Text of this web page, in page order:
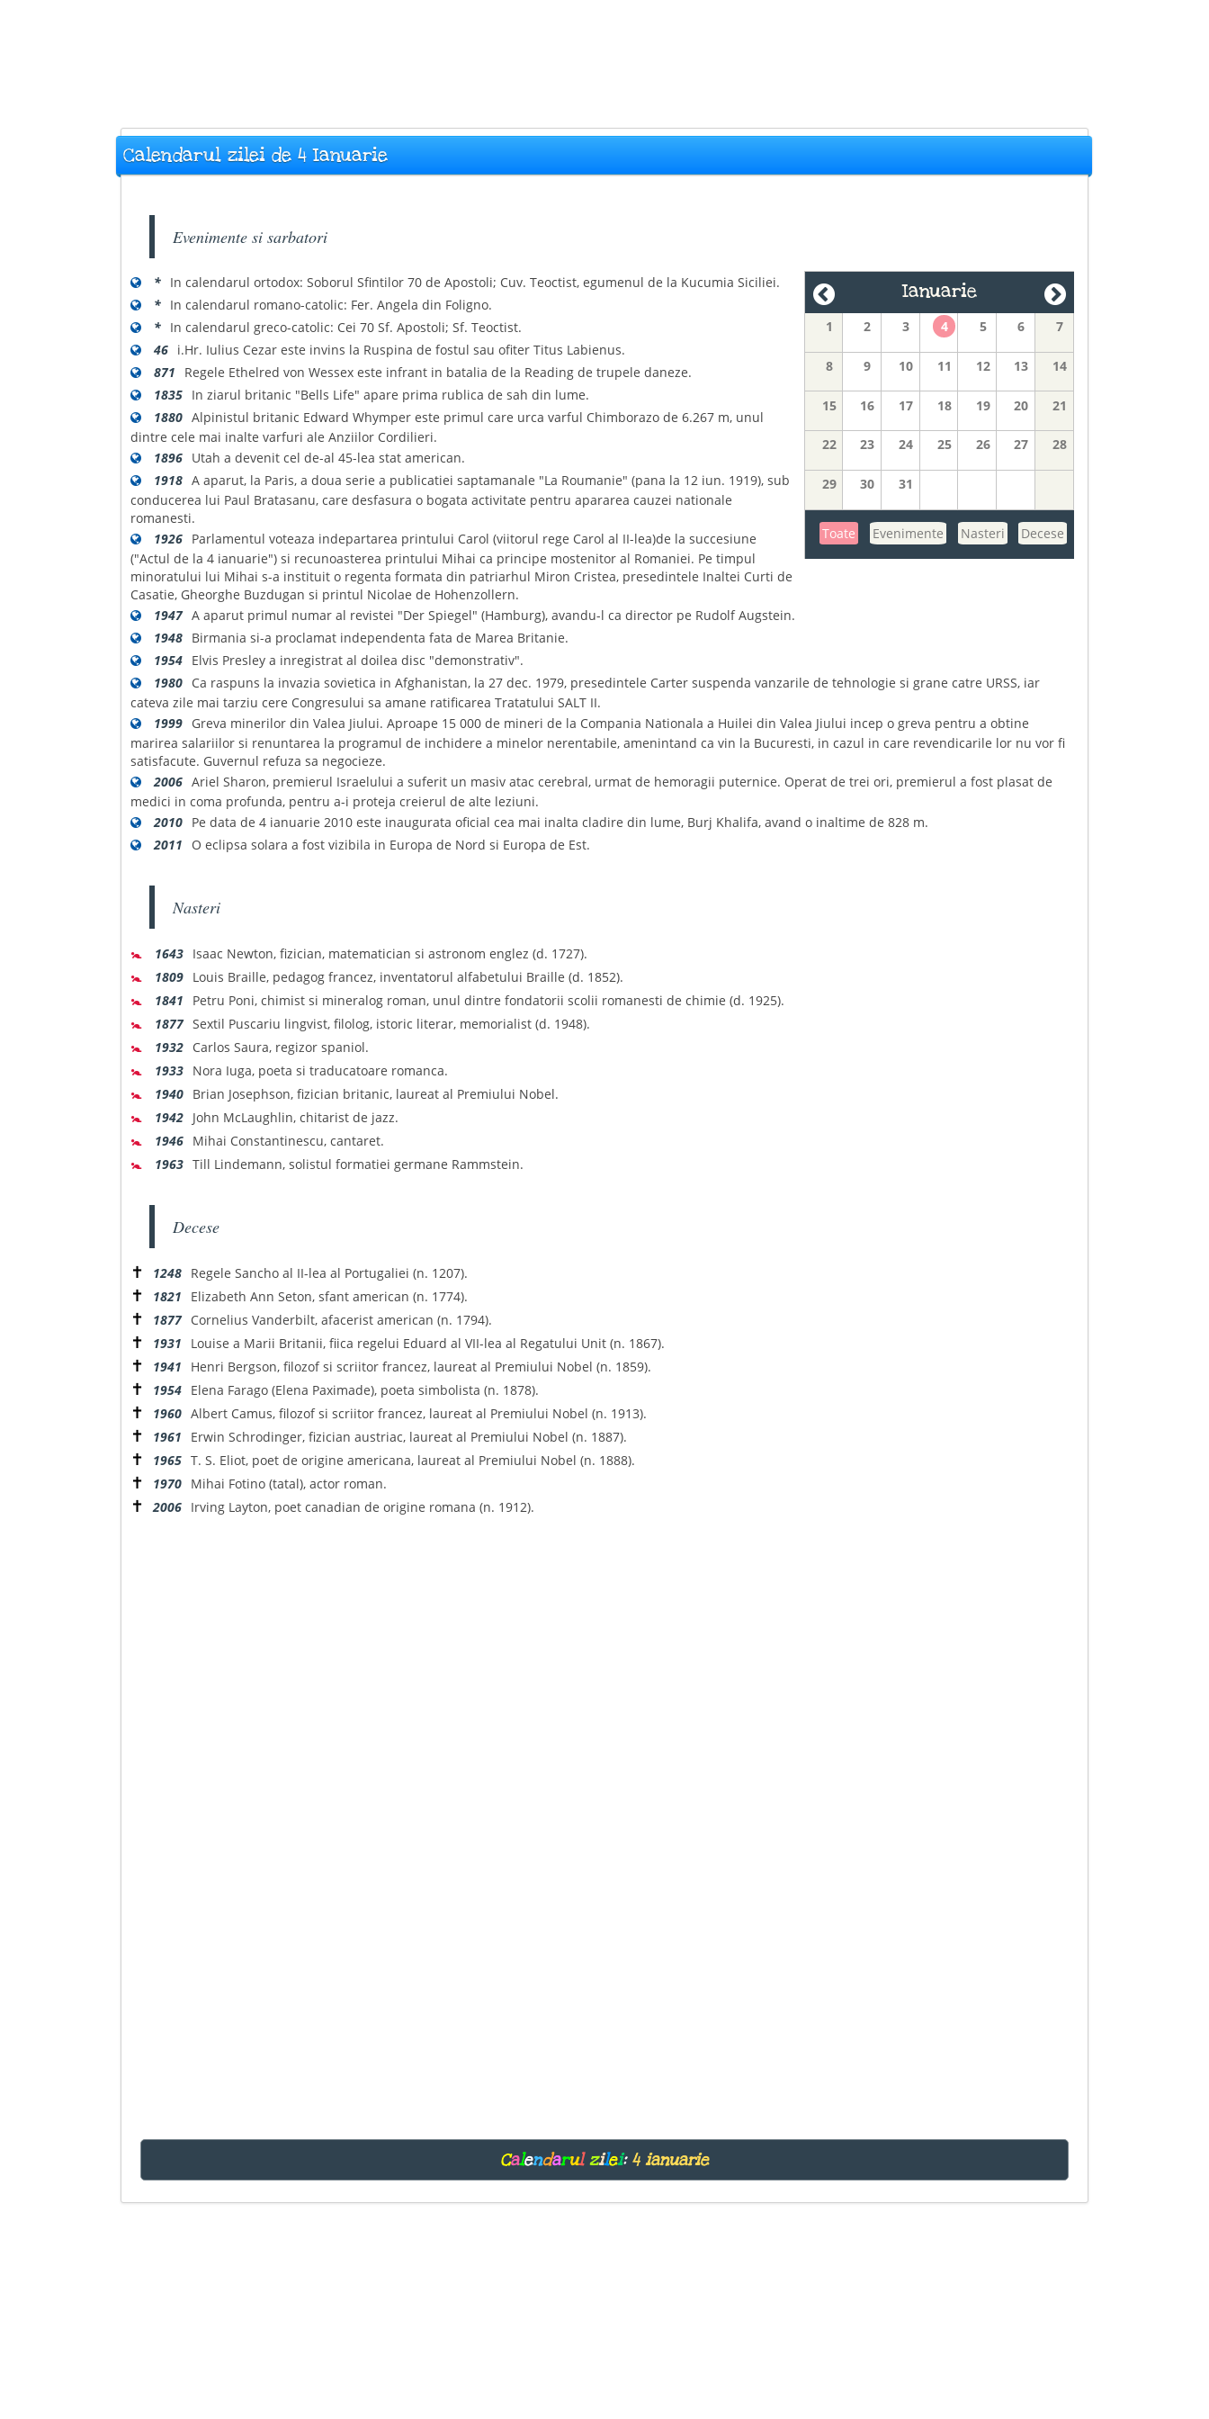
Calendarul zilei de 4 Ianuarie
Ianuarie
1 2 3 4 5 6 7
8 9 10 11 12 13 14
15 16 17 18 19 20 21
22 23 24 25 26 27 28
29 30 31
Toate Evenimente Nasteri Decese
Evenimente si sarbatori
* In calendarul ortodox: Soborul Sfintilor 70 de Apostoli; Cuv. Teoctist, egumenul de la Kucumia Siciliei.
* In calendarul romano-catolic: Fer. Angela din Foligno.
* In calendarul greco-catolic: Cei 70 Sf. Apostoli; Sf. Teoctist.
46 i.Hr. Iulius Cezar este invins la Ruspina de fostul sau ofiter Titus Labienus.
871
Regele Ethelred von Wessex este infrant in batalia de la Reading de trupele daneze.
1835 In ziarul britanic "Bells Life" apare prima rublica de sah din lume.
1880 Alpinistul britanic Edward Whymper este primul care urca varful Chimborazo de 6.267 m, unul
dintre cele mai inalte varfuri ale Anziilor Cordilieri.
1896 Utah a devenit cel de-al 45-lea stat american.
1918 A aparut, la Paris, a doua serie a publicatiei saptamanale "La Roumanie" (pana la 12 iun. 1919), sub
conducerea lui Paul Bratasanu, care desfasura o bogata activitate pentru apararea cauzei nationale
romanesti.
1926 Parlamentul voteaza indepartarea printului Carol (viitorul rege Carol al II-lea)de la succesiune
("Actul de la 4 ianuarie") si recunoasterea printului Mihai ca principe mostenitor al Romaniei. Pe timpul
minoratului lui Mihai s-a instituit o regenta formata din patriarhul Miron Cristea, presedintele Inaltei Curti de
Casatie, Gheorghe Buzdugan si printul Nicolae de Hohenzollern.
1947 A aparut primul numar al revistei "Der Spiegel" (Hamburg), avandu-l ca director pe Rudolf Augstein.
1948 Birmania si-a proclamat independenta fata de Marea Britanie.
1954 Elvis Presley a inregistrat al doilea disc "demonstrativ".
1980 Ca raspuns la invazia sovietica in Afghanistan, la 27 dec. 1979, presedintele Carter suspenda vanzarile de tehnologie si grane catre URSS, iar
cateva zile mai tarziu cere Congresului sa amane ratificarea Tratatului SALT II.
1999 Greva minerilor din Valea Jiului. Aproape 15 000 de mineri de la Compania Nationala a Huilei din Valea Jiului incep o greva pentru a obtine
marirea salariilor si renuntarea la programul de inchidere a minelor nerentabile, amenintand ca vin la Bucuresti, in cazul in care revendicarile lor nu vor fi
satisfacute. Guvernul refuza sa negocieze.
2006 Ariel Sharon, premierul Israelului a suferit un masiv atac cerebral, urmat de hemoragii puternice. Operat de trei ori, premierul a fost plasat de
medici in coma profunda, pentru a-i proteja creierul de alte leziuni.
2010 Pe data de 4 ianuarie 2010 este inaugurata oficial cea mai inalta cladire din lume, Burj Khalifa, avand o inaltime de 828 m.
2011
O eclipsa solara a fost vizibila in Europa de Nord si Europa de Est.
Nasteri
🚼 1643 Isaac Newton, fizician, matematician si astronom englez (d. 1727).
🚼 1809 Louis Braille, pedagog francez, inventatorul alfabetului Braille (d. 1852).
🚼 1841 Petru Poni, chimist si mineralog roman, unul dintre fondatorii scolii romanesti de chimie (d. 1925).
🚼 1877 Sextil Puscariu lingvist, filolog, istoric literar, memorialist (d. 1948).
🚼 1932 Carlos Saura, regizor spaniol.
🚼 1933 Nora Iuga, poeta si traducatoare romanca.
🚼 1940 Brian Josephson, fizician britanic, laureat al Premiului Nobel.
🚼 1942 John McLaughlin, chitarist de jazz.
🚼 1946 Mihai Constantinescu, cantaret.
🚼 1963 Till Lindemann, solistul formatiei germane Rammstein.
Decese
✝ 1248 Regele Sancho al II-lea al Portugaliei (n. 1207).
✝ 1821 Elizabeth Ann Seton, sfant american (n. 1774).
✝ 1877 Cornelius Vanderbilt, afacerist american (n. 1794).
✝ 1931 Louise a Marii Britanii, fiica regelui Eduard al VII-lea al Regatului Unit (n. 1867).
✝ 1941 Henri Bergson, filozof si scriitor francez, laureat al Premiului Nobel (n. 1859).
✝ 1954 Elena Farago (Elena Paximade), poeta simbolista (n. 1878).
✝ 1960 Albert Camus, filozof si scriitor francez, laureat al Premiului Nobel (n. 1913).
✝ 1961 Erwin Schrodinger, fizician austriac, laureat al Premiului Nobel (n. 1887).
✝ 1965 T. S. Eliot, poet de origine americana, laureat al Premiului Nobel (n. 1888).
✝ 1970 Mihai Fotino (tatal), actor roman.
✝ 2006 Irving Layton, poet canadian de origine romana (n. 1912).
Calendarul zilei: 4 ianuarie